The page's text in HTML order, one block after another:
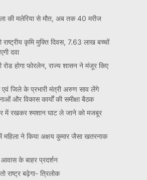
की मलेरिया से मौत, अब तक 40 मरीज
कृमि मुक्ति दिवस, 7.63 लाख बच्चों
दवा
रोड होगा फोरलेन, राज्य शासन ने मंजूर किए
जिले के प्रभारी मंत्री अरुण साव लेंगे
और विकास कार्यों की समीक्षा बैठक
में रखकर श्मशान घाट ले जाने को मजबूर
महिला ने किया अक्षय कुमार जैसा खतरनाक
आवास के बाहर प्रदर्शन
राष्ट्र बढ़ेगा- त्रिलोक